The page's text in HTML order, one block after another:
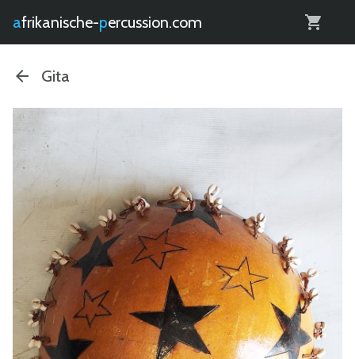
afrikanische- percussion.com
Gita